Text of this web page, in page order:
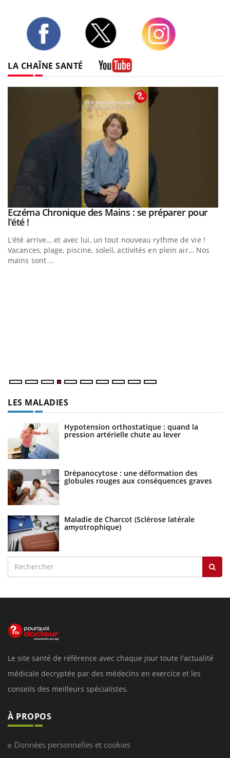
LA CHAÎNE SANTÉ
Youtube
Eczéma Chronique des Mains : se préparer pour
l’été !Youtube
L'été arrive… et avec lui, un tout nouveau rythme de vie !
Vacances, plage, piscine, soleil, activités en plein air… Nos
mains sont ...
LES MALADIES
Hypotension orthostatique : quand la
pression artérielle chute au lever
Drépanocytose : une déformation des
globules rouges aux conséquences graves
Maladie de Charcot (Sclérose latérale
amyotrophique)
Le site santé de référence avec chaque jour toute l'actualité
médicale decryptée par des médecins en exercice et les
conseils des meilleurs spécialistes.
À PROPOS
Données personnelles et cookies